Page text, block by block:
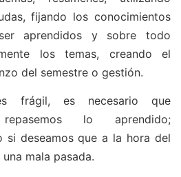
fijando los conocimientos
aprendidos y sobre todo
los temas, creando el
del semestre o gestión.
frágil, es necesario que
lo aprendido;
si deseamos que a la hora del
mala pasada.